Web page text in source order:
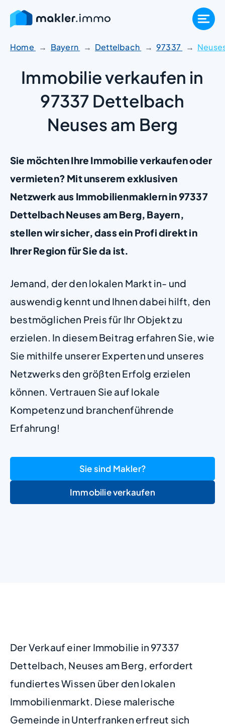
Zum
Inhalt
springen
Home Bayern Dettelbach 97337
Immobilie verkaufen in
97337 Dettelbach
Neuses am Berg
Sie möchten Ihre Immobilie verkaufen oder
vermieten? Mit unserem exklusiven
Netzwerk aus Immobilienmaklern in 97337
Dettelbach Neuses am Berg, Bayern,
stellen wir sicher, dass ein Profi direkt in
Ihrer Region für Sie da ist.
Jemand, der den lokalen Markt in- und
auswendig kennt und Ihnen dabei hilft, den
bestmöglichen Preis für Ihr Objekt zu
erzielen. In diesem Beitrag erfahren Sie, wie
Sie mithilfe unserer Experten und unseres
Netzwerks den größten Erfolg erzielen
können. Vertrauen Sie auf lokale
Kompetenz und branchenführende
Erfahrung!
Sie sind Makler?
Immobilie verkaufen
Der Verkauf einer Immobilie in 97337
Dettelbach, Neuses am Berg, erfordert
fundiertes Wissen über den lokalen
Immobilienmarkt. Diese malerische
Gemeinde in Unterfranken erfreut sich